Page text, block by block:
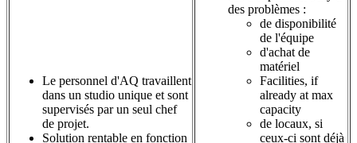
Le personnel d'AQ travaillent
dans un studio unique et sont
supervisés par un seul chef
de projet.
Solution rentable en fonction
des problèmes :
de disponibilité
de l'équipe
d'achat de
matériel
Facilities, if
already at max
capacity
de locaux, si
ceux-ci sont déjà